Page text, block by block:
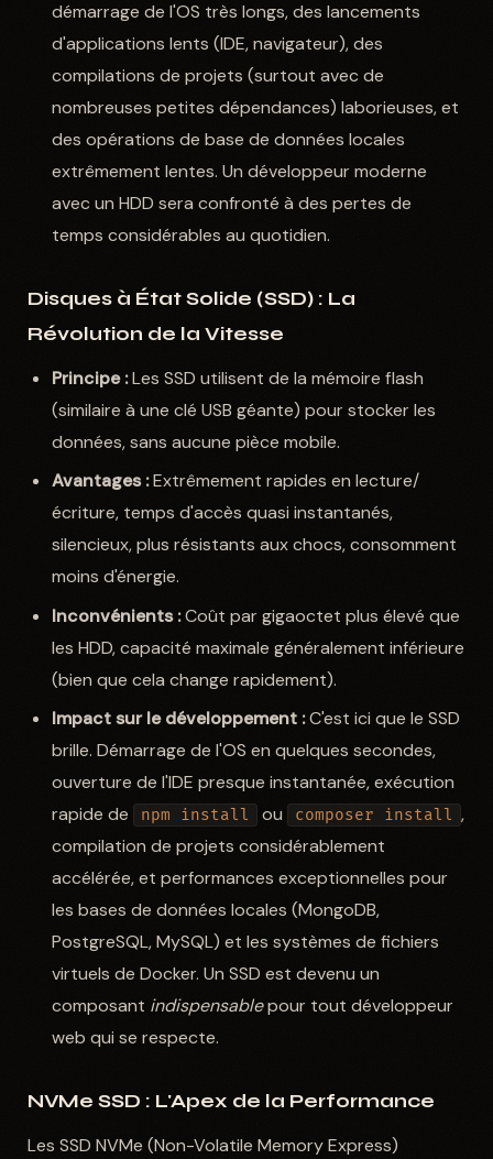
démarrage de l'OS très longs, des lancements
d'applications lents (IDE, navigateur), des
compilations de projets (surtout avec de
nombreuses petites dépendances) laborieuses, et
des opérations de base de données locales
extrêmement lentes. Un développeur moderne
avec un HDD sera confronté à des pertes de
temps considérables au quotidien.
Disques à État Solide (SSD) : La
Révolution de la Vitesse
Principe :Les SSD utilisent de la mémoire flash
(similaire à une clé USB géante) pour stocker les
données, sans aucune pièce mobile.
Avantages :Extrêmement rapides en lecture/
écriture, temps d'accès quasi instantanés,
silencieux, plus résistants aux chocs, consomment
moins d'énergie.
Inconvénients :Coût par gigaoctet plus élevé que
les HDD, capacité maximale généralement inférieure
(bien que cela change rapidement).
Impact sur le développement :C'est ici que le SSD
brille. Démarrage de l'OS en quelques secondes,
ouverture de l'IDE presque instantanée, exécution
rapide de
npm install ou composer install ,
compilation de projets considérablement
accélérée, et performances exceptionnelles pour
les bases de données locales (MongoDB,
PostgreSQL, MySQL) et les systèmes de fichiers
virtuels de Docker. Un SSD est devenu un
composant indispensablepour tout développeur
web qui se respecte.
NVMe SSD : L'Apex de la Performance
Les SSD NVMe (Non-Volatile Memory Express)